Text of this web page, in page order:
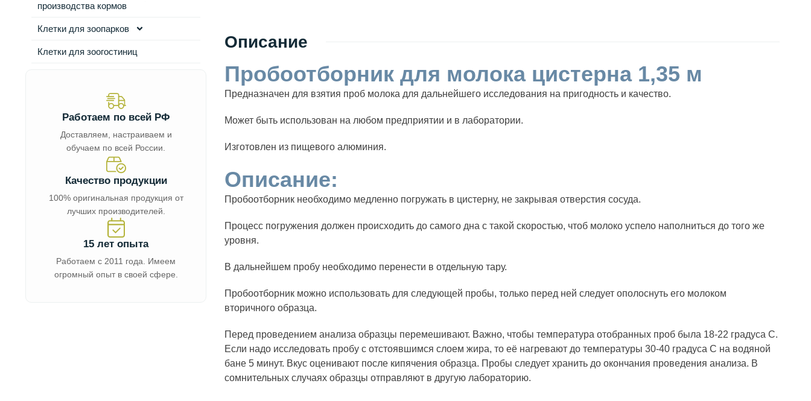
производства кормов
Клетки для зоопарков
Клетки для зоогостиниц
Работаем по всей РФ
Доставляем, настраиваем и
обучаем по всей России.
Качество продукции
100% оригинальная продукция от
лучших производителей.
15 лет опыта
Работаем с 2011 года. Имеем
огромный опыт в своей сфере.
Описание
Пробоотборник для молока цистерна 1,35 м
Предназначен для взятия проб молока для дальнейшего исследования на пригодность и качество.
Может быть использован на любом предприятии и в лаборатории.
Изготовлен из пищевого алюминия.
Описание:
Пробоотборник необходимо медленно погружать в цистерну, не закрывая отверстия сосуда.
Процесс погружения должен происходить до самого дна с такой скоростью, чтоб молоко успело наполниться до того же
уровня.
В дальнейшем пробу необходимо перенести в отдельную тару.
Пробоотборник можно использовать для следующей пробы, только перед ней следует ополоснуть его молоком
вторичного образца.
Перед проведением анализа образцы перемешивают. Важно, чтобы температура отобранных проб была 18-22 градуса С.
Если надо исследовать пробу с отстоявшимся слоем жира, то её нагревают до температуры 30-40 градуса С на водяной
бане 5 минут. Вкус оценивают после кипячения образца. Пробы следует хранить до окончания проведения анализа. В
сомнительных случаях образцы отправляют в другую лабораторию.